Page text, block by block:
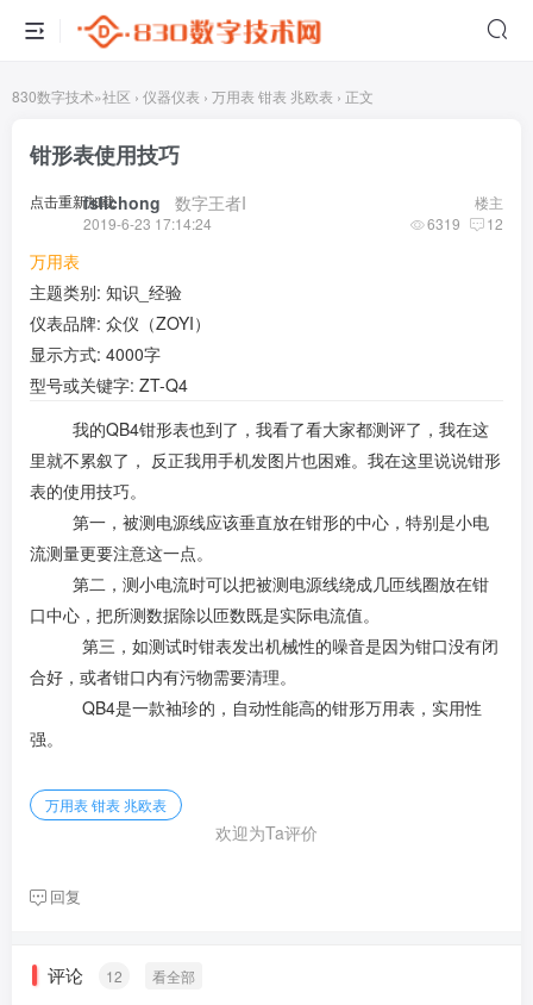
830数字技术»社区 › 仪器仪表 › 万用表 钳表 兆欧表 › 正文
钳形表使用技巧
点击重新加载 楼主
fslichong 数字王者I
6319 12
2019-6-23 17:14:24
万用表
主题类别: 知识_经验
仪表品牌: 众仪（ZOYI）
显示方式: 4000字
型号或关键字: ZT-Q4
我的QB4钳形表也到了，我看了看大家都测评了，我在这
里就不累叙了， 反正我用手机发图片也困难。我在这里说说钳形
表的使用技巧。
第一，被测电源线应该垂直放在钳形的中心，特别是小电
流测量更要注意这一点。
第二，测小电流时可以把被测电源线绕成几匝线圈放在钳
口中心，把所测数据除以匝数既是实际电流值。
第三，如测试时钳表发出机械性的噪音是因为钳口没有闭
合好，或者钳口内有污物需要清理。
QB4是一款袖珍的，自动性能高的钳形万用表，实用性
强。
万用表 钳表 兆欧表
欢迎为Ta评价
回复
评论 12 看全部